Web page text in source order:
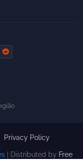
| Distributed by Free
Privacy Policy